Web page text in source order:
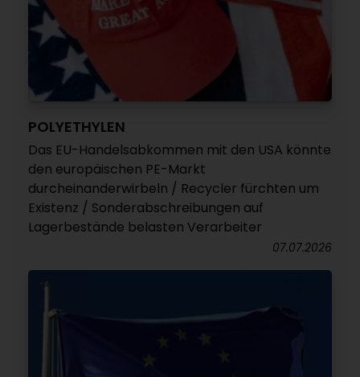
POLYETHYLEN
Das EU-Handelsabkommen mit den USA könnte
den europäischen PE-Markt
durcheinanderwirbeln / Recycler fürchten um
Existenz / Sonderabschreibungen auf
Lagerbestände belasten Verarbeiter
07.07.2026